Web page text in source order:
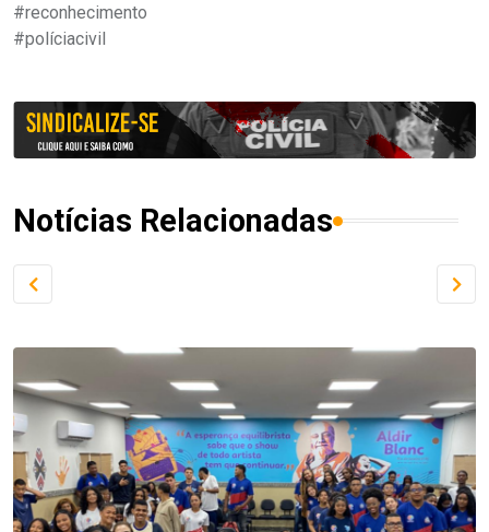
#reconhecimento
#políciacivil
Notícias Relacionadas